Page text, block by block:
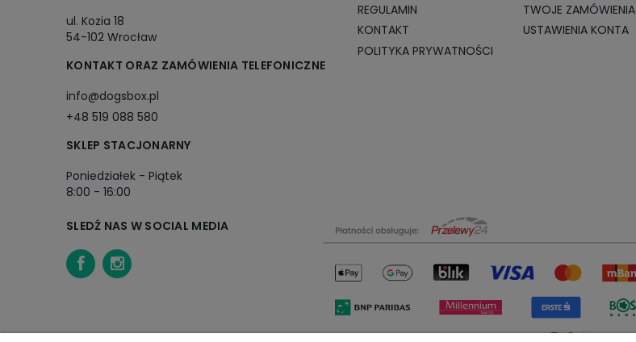
ul. Kozia 18
54-102 Wrocław
KONTAKT ORAZ ZAMÓWIENIA TELEFONICZNE
info@dogsbox.pl
+48 519 088 580
SKLEP STACJONARNY
Poniedziałek - Piątek
8:00 - 16:00
REGULAMIN
KONTAKT
POLITYKA PRYWATNOŚCI
TWOJE ZAMÓWIENIA
USTAWIENIA KONTA
SLEDŹ NAS W SOCIAL MEDIA